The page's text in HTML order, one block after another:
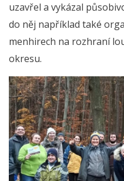
uzavřel a vykázal
do něj například také
menhirech na rozhraní
okresu.